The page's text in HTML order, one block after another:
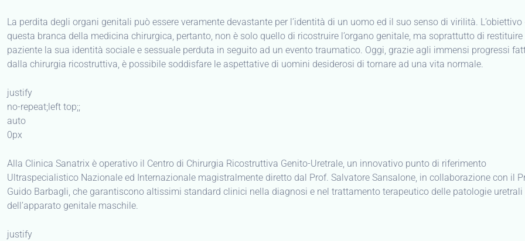
La perdita degli organi genitali può essere veramente devastante per l’identità di un uomo ed il suo senso di virilità. L’obiettivo
questa branca della medicina chirurgica, pertanto, non è solo quello di ricostruire l’organo genitale, ma soprattutto di restituire
paziente la sua identità sociale e sessuale perduta in seguito ad un evento traumatico. Oggi, grazie agli immensi progressi
dalla chirurgia ricostruttiva, è possibile soddisfare le aspettative di uomini desiderosi di tornare ad una vita normale.
justify
no-repeat;left top;;
auto
0px
Alla Clinica Sanatrix è operativo il Centro di Chirurgia Ricostruttiva Genito-Uretrale, un innovativo punto di riferimento
Ultraspecialistico Nazionale ed Internazionale magistralmente diretto dal Prof. Salvatore Sansalone, in collaborazione con il
Guido Barbagli, che garantiscono altissimi standard clinici nella diagnosi e nel trattamento terapeutico delle patologie uretrali
dell’apparato genitale maschile.
justify